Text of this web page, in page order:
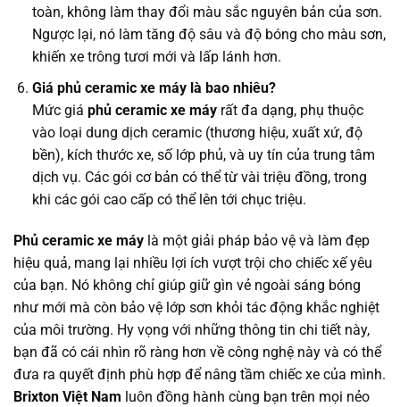
toàn, không làm thay đổi màu sắc nguyên bản của sơn.
Ngược lại, nó làm tăng độ sâu và độ bóng cho màu sơn,
khiến xe trông tươi mới và lấp lánh hơn.
Giá phủ ceramic xe máy là bao nhiêu?
Mức giá phủ ceramic xe máyrất đa dạng, phụ thuộc
vào loại dung dịch ceramic (thương hiệu, xuất xứ, độ
bền), kích thước xe, số lớp phủ, và uy tín của trung tâm
dịch vụ. Các gói cơ bản có thể từ vài triệu đồng, trong
khi các gói cao cấp có thể lên tới chục triệu.
Phủ ceramic xe máy là một giải pháp bảo vệ và làm đẹp
hiệu quả, mang lại nhiều lợi ích vượt trội cho chiếc xế yêu
của bạn. Nó không chỉ giúp giữ gìn vẻ ngoài sáng bóng
như mới mà còn bảo vệ lớp sơn khỏi tác động khắc nghiệt
của môi trường. Hy vọng với những thông tin chi tiết này,
bạn đã có cái nhìn rõ ràng hơn về công nghệ này và có thể
đưa ra quyết định phù hợp để nâng tầm chiếc xe của mình.
Brixton Việt Nam luôn đồng hành cùng bạn trên mọi nẻo